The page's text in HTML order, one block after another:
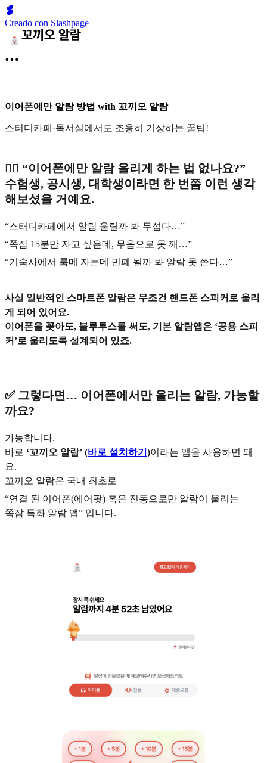
Creado con Slashpage
이어폰에만 알람 방법 with 꼬끼오 알람
스터디카페·독서실에서도 조용히 기상하는 꿀팁!
🙋‍♀️ “이어폰에만 알람 울리게 하는 법 없나요?”
수험생, 공시생, 대학생이라면 한 번쯤 이런 생각
해보셨을 거예요.
“스터디카페에서 알람 울릴까 봐 무섭다…”
“쪽잠 15분만 자고 싶은데, 무음으로 못 깨…”
“기숙사에서 룸메 자는데 민폐 될까 봐 알람 못 쓴다…”
사실 일반적인 스마트폰 알람은 무조건 핸드폰 스피커로 울리
게 되어 있어요.
이어폰을 꽂아도, 블루투스를 써도, 기본 알람앱은 ‘공용 스피
커’로 울리도록 설계되어 있죠.
✅ 그렇다면… 이어폰에서만 울리는 알람, 가능할
까요?
가능합니다.
바로 ‘꼬끼오 알람’ (바로 설치하기 )이라는 앱을 사용하면 돼
요.
꼬끼오 알람은 국내 최초로
“연결 된 이어폰(에어팟) 혹은 진동으로만 알람이 울리는
쪽잠 특화 알람 앱” 입니다.